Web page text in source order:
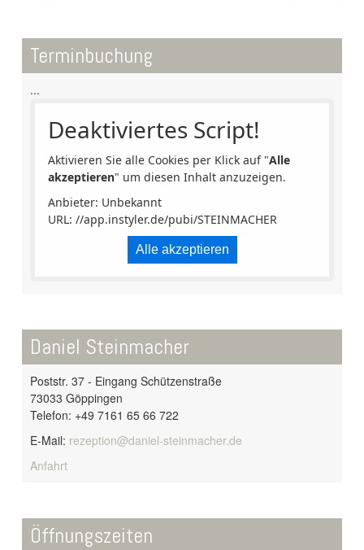
Terminbuchung
...
Deaktiviertes Script!
Aktivieren Sie alle Cookies per Klick auf "Alle
akzeptieren" um diesen Inhalt anzuzeigen.
Anbieter: Unbekannt
URL: //app.instyler.de/pubi/STEINMACHER
Alle akzeptieren
Daniel Steinmacher
Poststr. 37 - Eingang Schützenstraße
73033 Göppingen
Telefon: +49 7161 65 66 722
E-Mail: rezeption@daniel-steinmacher.de
Anfahrt
Öffnungszeiten